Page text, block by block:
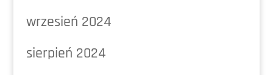
wrzesień 2024
sierpień 2024